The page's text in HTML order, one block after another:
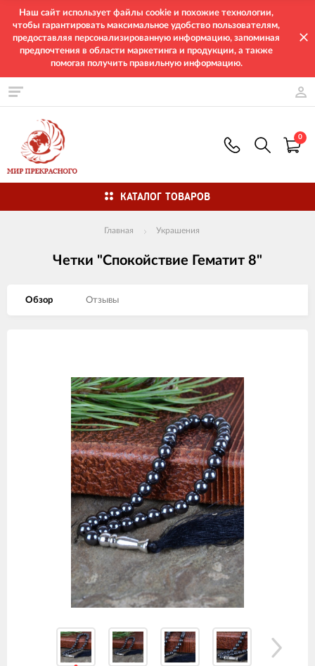
Наш сайт использует файлы cookie и похожие технологии,
чтобы гарантировать максимальное удобство пользователям,
предоставляя персонализированную информацию, запоминая
предпочтения в области маркетинга и продукции, а также
помогая получить правильную информацию.
0
КАТАЛОГ ТОВАРОВ
Главная Украшения
Четки "Спокойствие Гематит 8"
Обзор Отзывы